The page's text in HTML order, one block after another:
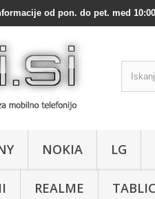
od pon. do pet. med
NOKIA LG
REALME